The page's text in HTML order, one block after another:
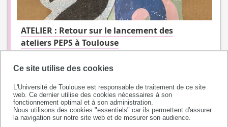
Ce site utilise des cookies
L'Université de Toulouse est responsable de traitement de ce site
web. Ce dernier utilise des cookies nécessaires à son
fonctionnement optimal et à son administration.
Nous utilisons des cookies "essentiels" car ils permettent d'assurer
la navigation sur notre site web et de mesurer son audience.
ATELIER : Retour sur le lancement des
ateliers PEPS à Toulouse